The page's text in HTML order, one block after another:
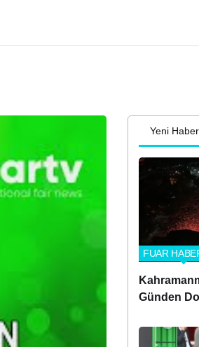
Yeni
FUAR
Günden